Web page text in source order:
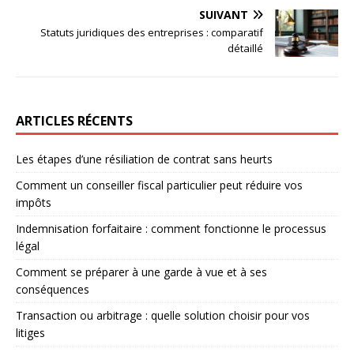
SUIVANT
Statuts juridiques des entreprises : comparatif
détaillé
ARTICLES RÉCENTS
Les étapes d’une résiliation de contrat sans heurts
Comment un conseiller fiscal particulier peut réduire vos
impôts
Indemnisation forfaitaire : comment fonctionne le processus
légal
Comment se préparer à une garde à vue et à ses
conséquences
Transaction ou arbitrage : quelle solution choisir pour vos
litiges